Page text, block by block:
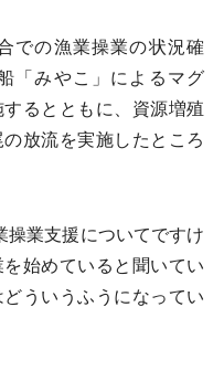
での漁業操業の状況確
「みやこ」によるマグ
るとともに、資源増殖
放流を実施したところ
業支援についてですけ
始めていると聞いてい
ういうふうになってい